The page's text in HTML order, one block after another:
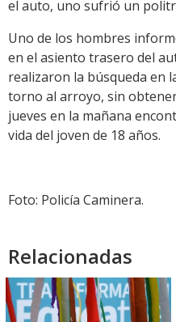
el auto, uno sufrió un
Uno de los hombres
en el asiento trasero del
realizaron la búsqueda en
torno al arroyo, sin
jueves en la mañana
vida del joven de 18 años.
Foto: Policía Caminera.
Relacionadas